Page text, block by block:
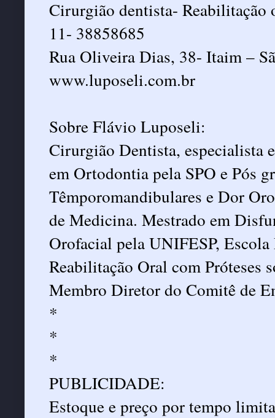
Cirurgião dentista- Reabilitação
11- 38858685
Rua Oliveira Dias, 38- Itaim –
www.luposeli.com.br
Sobre Flávio Luposeli:
Cirurgião Dentista, especialista
em Ortodontia pela SPO e Pós
Têmporomandibulares e Dor
de Medicina. Mestrado em
Orofacial pela UNIFESP,
Reabilitação Oral com Próteses
Membro Diretor do Comitê de
*
*
*
PUBLICIDADE:
Estoque e preço por tempo